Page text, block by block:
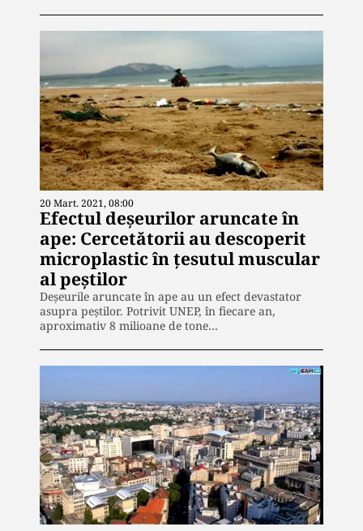
20 Mart. 2021, 08:00
Efectul deșeurilor aruncate în
ape: Cercetătorii au descoperit
microplastic în țesutul muscular
al peștilor
Deșeurile aruncate în ape au un efect devastator
asupra peștilor. Potrivit UNEP, în fiecare an,
aproximativ 8 milioane de tone…